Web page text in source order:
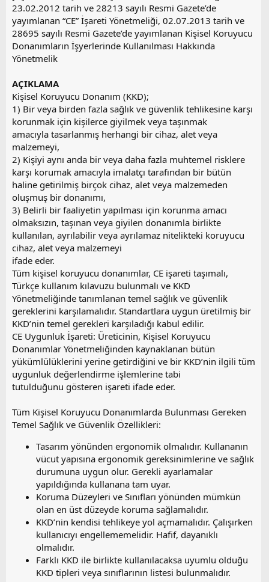
23.02.2012 tarih ve 28213 sayılı Resmi Gazete’de
yayımlanan “CE” İşareti Yönetmeliği, 02.07.2013 tarih ve
28695 sayılı Resmi Gazete’de yayımlanan Kişisel Koruyucu
Donanımların İşyerlerinde Kullanılması Hakkında
Yönetmelik
AÇIKLAMA
Kişisel Koruyucu Donanım (KKD);
1) Bir veya birden fazla sağlık ve güvenlik tehlikesine karşı
korunmak için kişilerce giyilmek veya taşınmak
amacıyla tasarlanmış herhangi bir cihaz, alet veya
malzemeyi,
2) Kişiyi aynı anda bir veya daha fazla muhtemel risklere
karşı korumak amacıyla imalatçı tarafından bir bütün
haline getirilmiş birçok cihaz, alet veya malzemeden
oluşmuş bir donanımı,
3) Belirli bir faaliyetin yapılması için korunma amacı
olmaksızın, taşınan veya giyilen donanımla birlikte
kullanılan, ayrılabilir veya ayrılamaz nitelikteki koruyucu
cihaz, alet veya malzemeyi
ifade eder.
Tüm kişisel koruyucu donanımlar, CE işareti taşımalı,
Türkçe kullanım kılavuzu bulunmalı ve KKD
Yönetmeliğinde tanımlanan temel sağlık ve güvenlik
gereklerini karşılamalıdır. Standartlara uygun üretilmiş bir
KKD’nin temel gerekleri karşıladığı kabul edilir.
CE Uygunluk İşareti: Üreticinin, Kişisel Koruyucu
Donanımlar Yönetmeliğinden kaynaklanan bütün
yükümlülüklerini yerine getirdiğini ve bir KKD’nin ilgili tüm
uygunluk değerlendirme işlemlerine tabi
tutulduğunu gösteren işareti ifade eder.
Tüm Kişisel Koruyucu Donanımlarda Bulunması Gereken
Temel Sağlık ve Güvenlik Özellikleri:
Tasarım yönünden ergonomik olmalıdır. Kullananın
vücut yapısına ergonomik gereksinimlerine ve sağlık
durumuna uygun olur. Gerekli ayarlamalar
yapıldığında kullanana tam uyar.
Koruma Düzeyleri ve Sınıfları yönünden mümkün
olan en üst düzeyde koruma sağlamalıdır.
KKD’nin kendisi tehlikeye yol açmamalıdır. Çalışırken
kullanıcıyı engellememelidir. Hafif, dayanıklı
olmalıdır.
Farklı KKD ile birlikte kullanılacaksa uyumlu olduğu
KKD tipleri veya sınıflarının listesi bulunmalıdır.